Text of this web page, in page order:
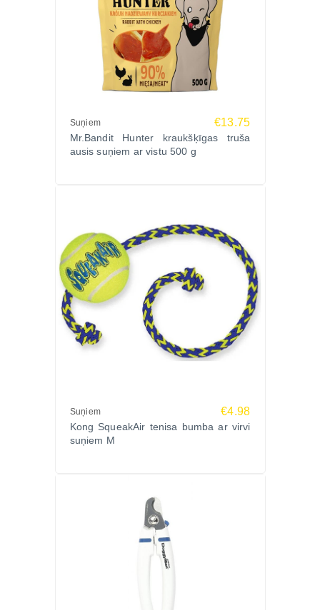
Suņiem €13.75
Mr.Bandit Hunter kraukšķīgas truša
ausis suņiem ar vistu 500 g
Suņiem €4.98
Kong SqueakAir tenisa bumba ar virvi
suņiem M